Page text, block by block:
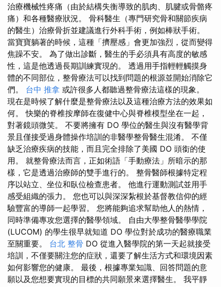
治療機械性疼痛（由於結構失衡導致的肌肉、肌腱或骨骼疼
痛）和各種醫療狀況。 骨科醫生（專門研究骨和關節疾病
的醫生）治療骨折並建議進行外科手術，例如棒狀手術。
當寶寶躺著的時候，這種「擠壓感」會更加強烈，從而變得
焦躁不安。 為了做出診斷，醫生的手必須具有高度的敏感
性，這是他透過長期訓練實現的。 透過用手指輕輕觸摸身
體的不同部位，整骨療法可以找到問題的根源並開始消除它
們。 台中 推拿 或許很多人都聽過整骨療法這樣的現象。
現在是時候了解什麼是整骨療法以及這種治療方法的效果如
何。 快樂的脊椎按摩師在復健中心與脊椎模型坐在一起，
對著鏡頭微笑。 不要將擁有 DO 學位的醫生與沒有醫學背
景且僅接受過身體操作培訓的非醫學整骨醫生混淆。 不僅
缺乏治療疾病的技能，而且完全排除了美國 DO 頭銜的使
用。 就整骨療法而言，正如術語「手動療法」所暗示的那
樣，它是透過治療師的雙手進行的。 整骨醫師根據特定程
序以站立、坐位和臥位檢查患者。 他進行運動測試並用手
感受組織的張力。 您也可以與深深紮根於基督教信仰的經
驗豐富的導師一起學習。 您將能夠追求幫助他人的熱情，
同時準備專攻您選擇的醫學領域。 自由大學整骨醫學學院
(LUCOM) 的學生很早就知道 DO 學位對於成功的醫療職業
至關重要。 台北 整骨 DO 從進入醫學院的第一天起就接受
培訓，不僅要關注您的症狀，還要了解生活方式和環境因素
如何影響您的健康。 最後，根據專業知識、回答問題的意
願以及您想要實現的目標的共同願景來選擇醫生。 我平靜